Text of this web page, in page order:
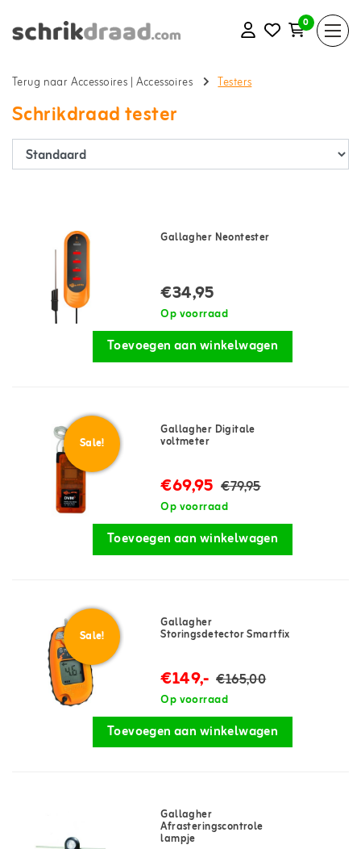
0
Terug naar Accessoires | Accessoires Testers
Schrikdraad tester
Gallagher Neontester
€34,95
Op voorraad
Toevoegen aan winkelwagen
Sale!
Gallagher Digitale
voltmeter
€69,95 €79,95
Op voorraad
Toevoegen aan winkelwagen
Sale!
Gallagher
Storingsdetector Smartfix
€149,- €165,00
Op voorraad
Toevoegen aan winkelwagen
Gallagher
Afrasteringscontrole
lampje